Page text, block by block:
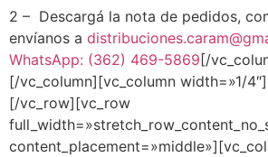
2 – Descargá la nota de pedidos,
envíanos a
WhatsApp: (362) 469-5869[/
[/vc_column][vc_column width=»1/
[/vc_row][vc_row